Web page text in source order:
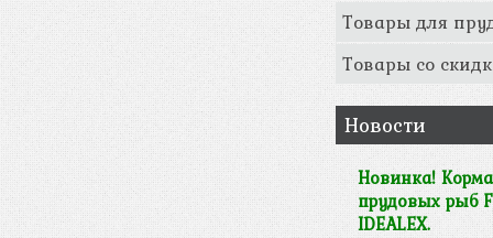
Товары для
Товары со
Новости
Новинка!
прудовых рыб
IDEALEX.